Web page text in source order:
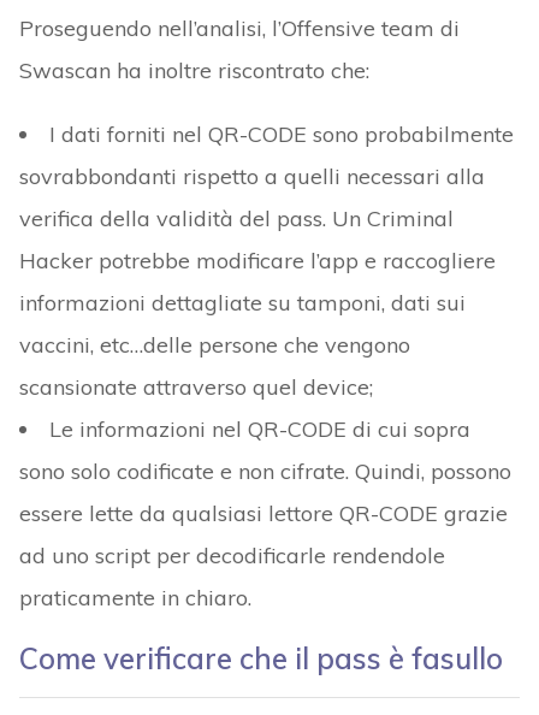
Proseguendo nell’analisi, l’Offensive team di
Swascan ha inoltre riscontrato che:
I dati forniti nel QR-CODE sono probabilmente
sovrabbondanti rispetto a quelli necessari alla
verifica della validità del pass. Un Criminal
Hacker potrebbe modificare l’app e raccogliere
informazioni dettagliate su tamponi, dati sui
vaccini, etc…delle persone che vengono
scansionate attraverso quel device;
Le informazioni nel QR-CODE di cui sopra
sono solo codificate e non cifrate. Quindi, possono
essere lette da qualsiasi lettore QR-CODE grazie
ad uno script per decodificarle rendendole
praticamente in chiaro.
Come verificare che il pass è fasullo